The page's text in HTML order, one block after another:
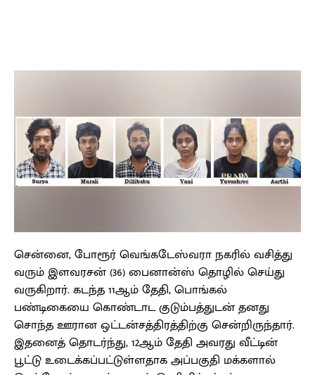
சென்னை, போரூர் வெங்கடேஸ்வரா நகரில் வசித்து
வரும் இளவரசன் (36) பைனான்ஸ் தொழில் செய்து
வருகிறார். கடந்த 11ஆம் தேதி, பொங்கல்
பண்டிகையை கொண்டாட குடும்பத்துடன் தனது
சொந்த ஊரான ஒட்டன்சத்திரத்திற்கு சென்றிருந்தார்.
இதனைத் தொடர்ந்து, 12ஆம் தேதி அவரது வீட்டின்
பூட்டு உடைக்கப்பட்டுள்ளதாக அப்பகுதி மக்களால்